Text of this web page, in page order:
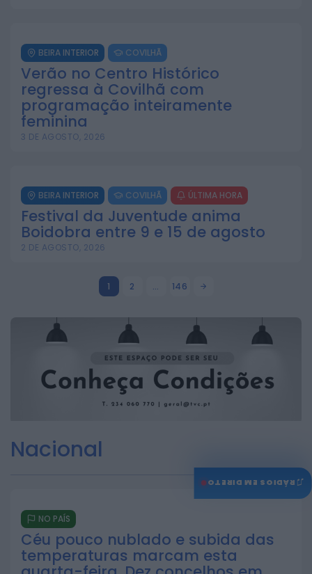
BEIRA INTERIOR COVILHÃ
Verão no Centro Histórico
regressa à Covilhã com
programação inteiramente
feminina
3 DE AGOSTO, 2026
BEIRA INTERIOR COVILHÃ ÚLTIMA HORA
Festival da Juventude anima
Boidobra entre 9 e 15 de agosto
2 DE AGOSTO, 2026
1 2 … 146
Nacional
NO PAÍS
Céu pouco nublado e subida das
temperaturas marcam esta
♫
RÁDIOS EM DIRETO